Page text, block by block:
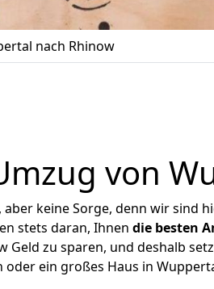
nach Rhinow
von
keine Sorge, denn wir sind
stets daran, Ihnen die besten
zu sparen, und deshalb
ein großes Haus in